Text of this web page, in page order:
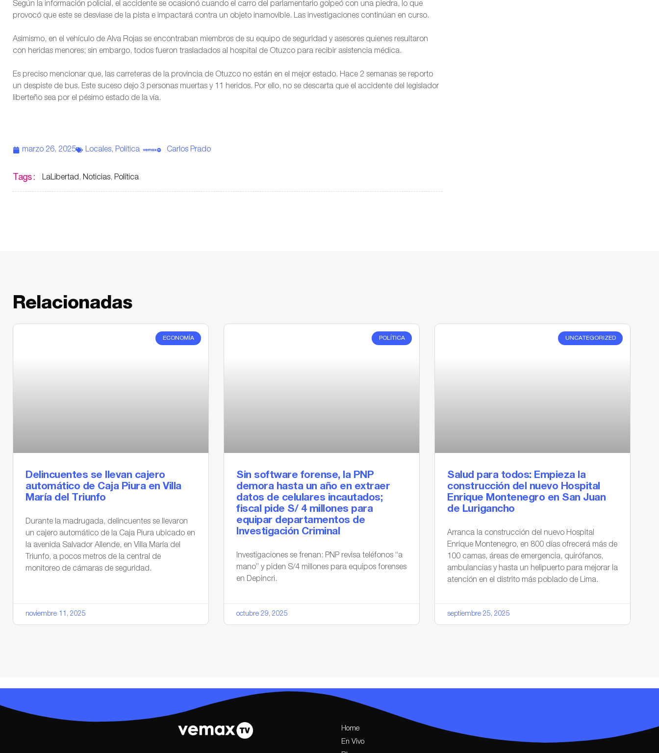
Según la información policial, el accidente se ocasionó cuando el carro del parlamentario golpeó con una piedra, lo que
provocó que este se desviase de la pista e impactará contra un objeto inamovible. Las investigaciones continúan en curso.
Asimismo, en el vehículo de Alva Rojas se encontraban miembros de su equipo de seguridad y asesores quienes resultaron
con heridas menores; sin embargo, todos fueron trasladados al hospital de Otuzco para recibir asistencia médica.
Es preciso mencionar que, las carreteras de la provincia de Otuzco no están en el mejor estado. Hace 2 semanas se reporto
un despiste de bus. Este suceso dejo 3 personas muertas y 11 heridos. Por ello, no se descarta que el accidente del legislador
liberteño sea por el pésimo estado de la vía.
marzo 26, 2025 Locales, Política Carlos Prado
Tags : LaLibertad, Noticias, Política
Relacionadas
ECONOMÍA
Delincuentes se llevan cajero
automático de Caja Piura en Villa
María del Triunfo
Durante la madrugada, delincuentes se llevaron
un cajero automático de la Caja Piura ubicado en
la avenida Salvador Allende, en Villa María del
Triunfo, a pocos metros de la central de
monitoreo de cámaras de seguridad.
noviembre 11, 2025
POLÍTICA
Sin software forense, la PNP
demora hasta un año en extraer
datos de celulares incautados;
fiscal pide S/ 4 millones para
equipar departamentos de
Investigación Criminal
Investigaciones se frenan: PNP revisa teléfonos “a
mano” y piden S/4 millones para equipos forenses
en Depincri.
octubre 29, 2025
UNCATEGORIZED
Salud para todos: Empieza la
construcción del nuevo Hospital
Enrique Montenegro en San Juan
de Lurigancho
Arranca la construcción del nuevo Hospital
Enrique Montenegro, en 800 días ofrecerá más de
100 camas, áreas de emergencia, quirófanos,
ambulancias y hasta un helipuerto para mejorar la
atención en el distrito más poblado de Lima.
septiembre 25, 2025
Home
En Vivo